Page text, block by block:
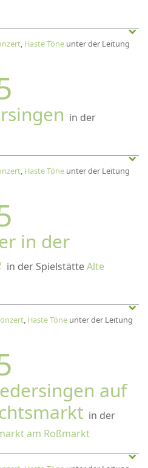
, Haste Töne unter der Leitung
in der
, Haste Töne unter der Leitung
in der
in der SpielstätteAlte
, Haste Töne unter der Leitung
auf
in der
am Roßmarkt